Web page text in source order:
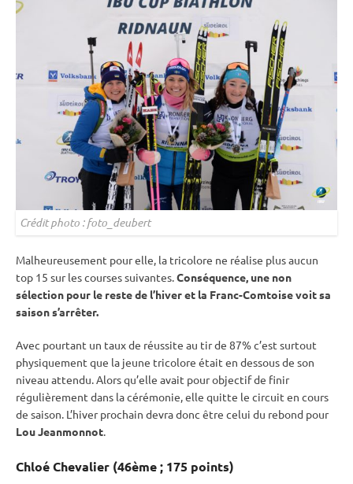
Crédit photo : foto_deubert
Malheureusement pour elle, la tricolore ne réalise plus aucun
top 15 sur les courses suivantes.Conséquence, une non
sélection pour le reste de l’hiver et la Franc-Comtoise voit sa
saison s’arrêter.
Avec pourtant un taux de réussite au tir de 87% c’est surtout
physiquement que la jeune tricolore était en dessous de son
niveau attendu. Alors qu’elle avait pour objectif de finir
régulièrement dans la cérémonie, elle quitte le circuit en cours
de saison. L’hiver prochain devra donc être celui du rebond pour
Lou Jeanmonnot.
Chloé Chevalier (46ème ; 175 points)